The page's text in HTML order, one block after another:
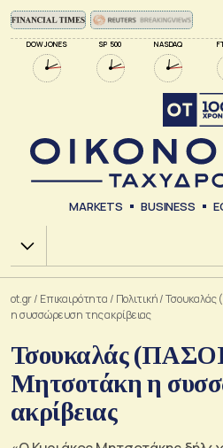
DOW JONES SP 500 NASDAQ
MARKETS BUSINESS
Χ.Α.
ot.gr/ Επικαιρότητα / Πολιτική/
η συσσώρευση της ακρίβειας
Τσουκαλάς
Μητσοτάκη η
ακρίβειας